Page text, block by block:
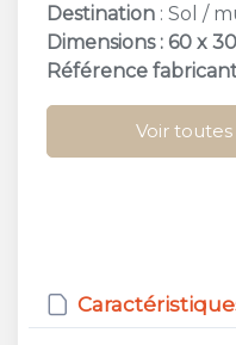
Destination : Sol /
Dimensions : 60 x
Référence
Voir